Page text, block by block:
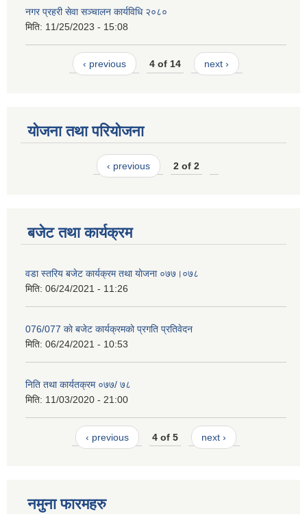
नगर प्रहरी सेवा सञ्चालन कार्यविधि २०८०
मिति: 11/25/2023 - 15:08
‹ previous 4 of 14 next ›
योजना तथा परियोजना
‹ previous 2 of 2
बजेट तथा कार्यक्रम
वडा स्तरिय बजेट कार्यक्रम तथा याेजना ०७७।०७८
मिति: 06/24/2021 - 11:26
076/077 काे बजेट कार्यक्रमकाे प्रगति प्रतिवेदन
मिति: 06/24/2021 - 10:53
निति तथा कार्यतक्रम ०७७/ ७८
मिति: 11/03/2020 - 21:00
‹ previous 4 of 5 next ›
नमुना फारमहरु